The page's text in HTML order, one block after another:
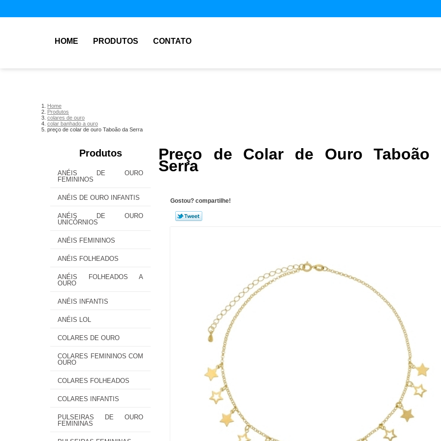
HOME PRODUTOS CONTATO
Home
Produtos
colares de ouro
colar banhado a ouro
preço de colar de ouro Taboão da Serra
Produtos
ANÉIS DE OURO
FEMININOS
ANÉIS DE OURO INFANTIS
ANÉIS DE OURO
UNICÓRNIOS
ANÉIS FEMININOS
ANÉIS FOLHEADOS
ANÉIS FOLHEADOS A
OURO
ANÉIS INFANTIS
ANÉIS LOL
COLARES DE OURO
COLARES FEMININOS COM
OURO
COLARES FOLHEADOS
COLARES INFANTIS
PULSEIRAS DE OURO
FEMININAS
Preço de Colar de Ouro Taboão
Serra
Gostou? compartilhe!